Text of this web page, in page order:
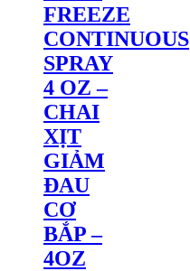
FREEZE
CONTINUOUS
SPRAY
4 OZ –
CHAI
XỊT
GIẢM
ĐAU
CƠ
BẮP –
4OZ